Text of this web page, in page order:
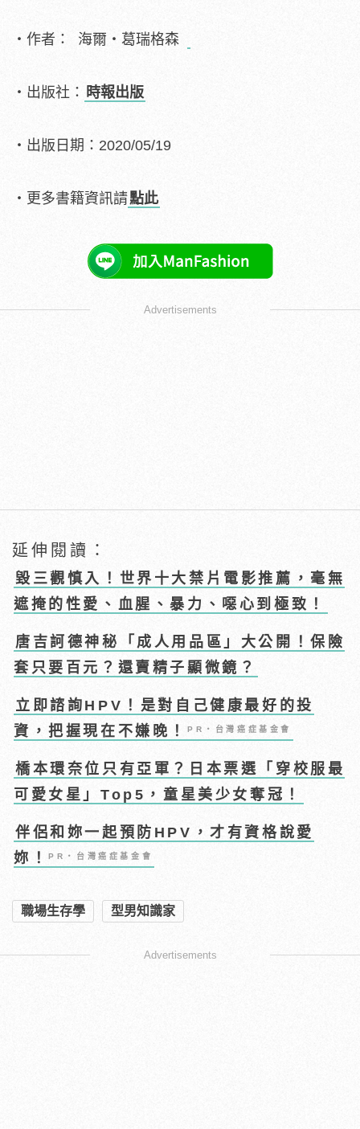
・作者： 海爾‧葛瑞格森
・出版社： 時報出版
・出版日期：2020/05/19
・更多書籍資訊請點此
Advertisements
延伸閱讀：
毀三觀慎入！世界十大禁片電影推薦，毫無
遮掩的性愛、血腥、暴力、噁心到極致！
唐吉訶德神秘「成人用品區」大公開！保險
套只要百元？還賣精子顯微鏡？
立即諮詢HPV！是對自己健康最好的投
資，把握現在不嫌晚！PR・台灣癌症基金會
橋本環奈位只有亞軍？日本票選「穿校服最
可愛女星」Top5，童星美少女奪冠！
伴侶和妳一起預防HPV，才有資格說愛
妳！PR・台灣癌症基金會
職場生存學 型男知識家
Advertisements